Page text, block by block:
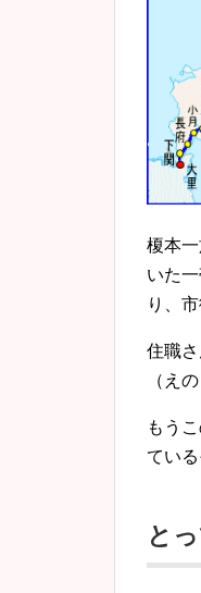
榎本
いた
り、
住職
（え
もう
ている
と